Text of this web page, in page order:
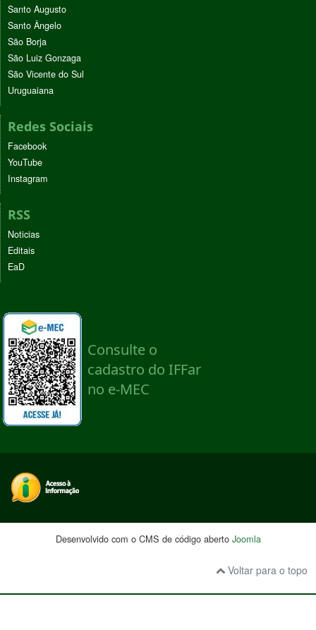
Santo Augusto
Santo Ângelo
São Borja
São Luiz Gonzaga
São Vicente do Sul
Uruguaiana
Redes Sociais
Facebook
YouTube
Instagram
RSS
Noticias
Editais
EaD
Desenvolvido com o CMS de código aberto Joomla
Voltar para o topo